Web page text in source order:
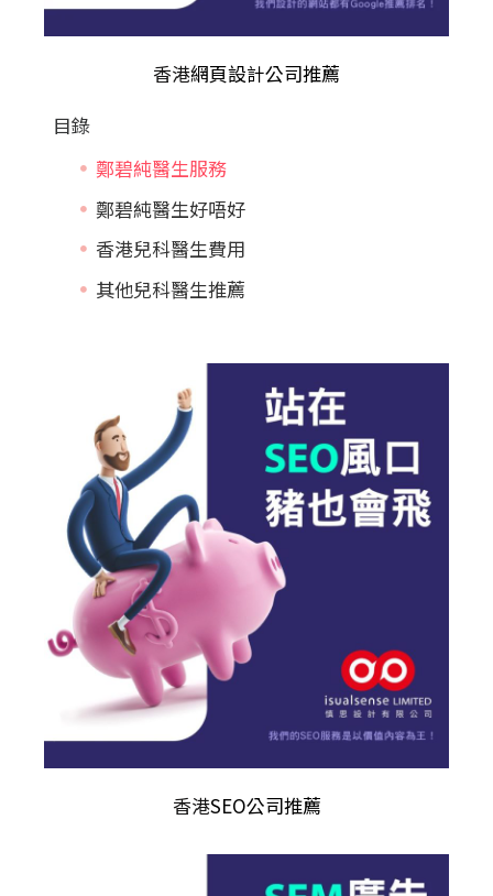
香港網頁設計公司推薦
目錄
鄭碧純醫生服務
鄭碧純醫生好唔好
香港兒科醫生費用
其他兒科醫生推薦
香港SEO公司推薦